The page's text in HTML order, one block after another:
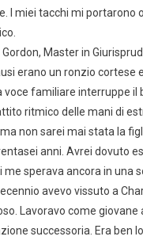
I miei tacchi mi portarono
Master in
erano un ronzio cortese
voce familiare interruppe il
ritmico delle mani di
ma non sarei mai stata la
anni. Avrei dovuto
me sperava ancora in una
avevo vissuto a
Lavoravo come
successoria. Era ben